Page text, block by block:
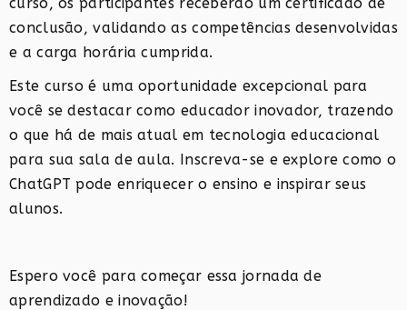
conclusão, validando as competências desenvolvidas
e a carga horária cumprida.
Este curso é uma oportunidade excepcional para
você se destacar como educador inovador, trazendo
o que há de mais atual em tecnologia educacional
para sua sala de aula. Inscreva-se e explore como o
ChatGPT pode enriquecer o ensino e inspirar seus
alunos.
Espero você para começar essa jornada de
aprendizado e inovação!